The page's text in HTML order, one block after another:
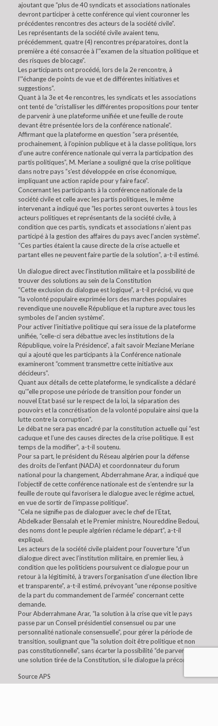
ajoutant que “plus de 40 syndicats et associations nationales
devront participer à cette conférence qui vient couronner les
précédentes rencontres des acteurs de la société civile”.
Les représentants de la société civile avaient tenu,
précédemment, quatre (4) rencontres préparatoires, dont la
première a été consacrée à l'”examen de la situation politique et
des risques de blocage”.
Les participants ont procédé, lors de la 2e rencontre, à
l'”échange de points de vue et de différentes initiatives et
suggestions”.
Quant à la 3e et 4e rencontres, les syndicats et les associations
ont tenté de “cristalliser les différentes propositions pour tenter
de parvenir à une plateforme unifiée et une feuille de route
devant être présentée lors de la conférence nationale”.
Affirmant que la plateforme en question “sera présentée,
prochainement, à l’opinion publique et à la classe politique, lors
d’une autre conférence nationale qui verra la participation des
partis politiques”, M. Meriane a souligné que la crise politique
dans notre pays “s’est développée en crise économique,
impliquant une action rapide pour y faire face”.
Concernant les participants à la conférence nationale de la
société civile et celle avec les partis politiques, le même
intervenant a indiqué que “les portes seront ouvertes à tous les
acteurs politiques et représentants de la société civile, à
condition que ces partis, syndicats et associations n’aient pas
participé à la gestion des affaires du pays avec l’ancien système”.
“Ces parties étaient la cause directe de la crise actuelle et
partant elles ne peuvent faire partie de la solution”, a-t-il estimé.
Un dialogue direct avec l’institution militaire et la possibilité de
trouver des solutions au sein de la Constitution
“Cette exclusion du dialogue est logique”, a-t-il précisé, vu que
“la volonté populaire exprimée lors des marches populaires
revendique une nouvelle République et la rupture avec tous les
symboles de l’ancien système”.
Pour activer l’initiative politique qui sera issue de la plateforme
unifiée, “celle-ci sera débattue avec les institutions de la
République, voire la Présidence”, a fait savoir Meziane Meriane
qui a ajouté que les participants à la Conférence nationale
examineront “comment transmettre cette initiative aux
décideurs”.
Quant aux détails de cette plateforme, le syndicaliste a déclaré
qu'”elle propose une période de transition pour fonder un
nouvel Etat basé sur le respect de la loi, la séparation des
pouvoirs et la concrétisation de la volonté populaire ainsi que la
lutte contre la corruption”.
Le débat ne sera pas encadré par la constitution actuelle qui “est
caduque et l’une des causes directes de la crise politique. Il est
temps de la modifier”, a-t-il soutenu.
Pour sa part, le président du Réseau algérien pour la défense
des droits de l’enfant (NADA) et coordonnateur du forum
national pour la changement, Abderrahmane Arar, a indiqué que
l’objectif de cette conférence nationale est de s’entendre sur la
feuille de route qui favorisera le dialogue avec le régime actuel,
en vue de sortir de l’impasse politique”.
“Cela ne signifie pas de dialoguer avec le chef de l’Etat,
Abdelkader Bensalah et le Premier ministre, Noureddine Bedoui,
des noms dont le peuple algérien réclame le départ”, a-t-il
expliqué.
Les acteurs de la société civile plaident pour l’ouverture “d’un
dialogue direct avec l’institution militaire, en premier lieu, à
condition que les politiciens poursuivent ce dialogue pour un
retour à la légitimité, à travers l’organisation d’une élection libre
et transparente”, a-t-il estimé, prévoyant “une réponse positive
de la part du commandement de l’armée” concernant cette
demande.
Pour Abderrahmane Arar, “la solution à la crise que vit le pays
passe par un Conseil présidentiel consensuel ou par une
personnalité nationale consensuelle”, pour gérer la période de
transition, soulignant que “la solution doit être politique et non
pas constitutionnelle”, sans écarter la possibilité “de parvenir à
une solution tirée de la Constitution, si le dialogue la préconise”.
Source APS